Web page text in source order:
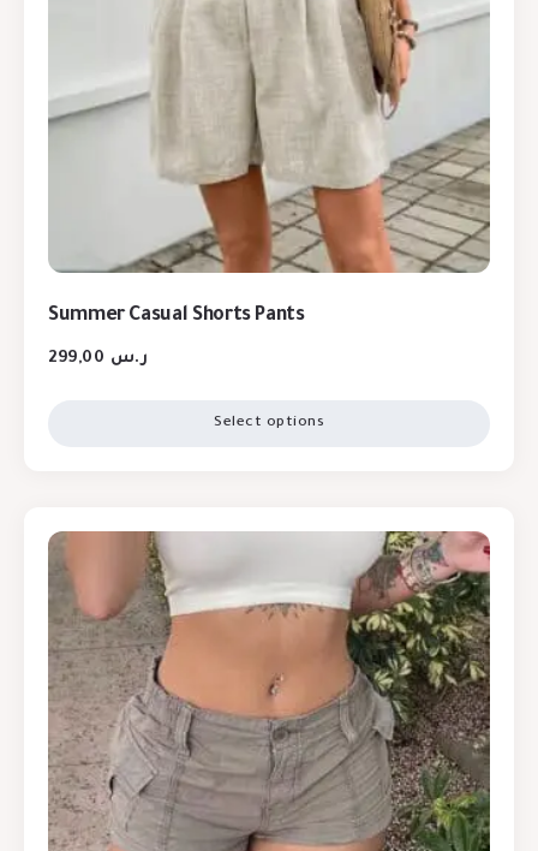
Summer Casual Shorts Pants
ر.س
Select options